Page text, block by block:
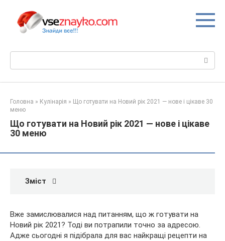
вмісту
Головна » Кулінарія » Що готувати на Новий рік 2021 — нове і цікаве 30
меню
Що готувати на Новий рік 2021 — нове і цікаве
30 меню
Зміст
Вже замислювалися над питанням, що ж готувати на
Новий рік 2021? Тоді ви потрапили точно за адресою.
Адже сьогодні я підібрала для вас найкращі рецепти на